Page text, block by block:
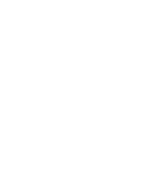
/ En solo dos años y